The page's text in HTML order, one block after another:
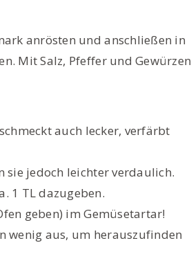
anrösten und anschließen in
Mit Salz, Pfeffer und Gewürzen
auch lecker, verfärbt
sie jedoch leichter verdaulich.
1 TL dazugeben.
geben) im Gemüsetartar!
wenig aus, um herauszufinden